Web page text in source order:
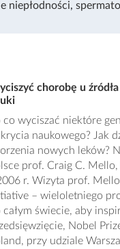
niepłodności,
chorobę u
co wyciszać niektóre
naukowego? Jak
nowych leków?
prof. Craig C.
r. Wizyta prof.
– wieloletniego
całym świecie, aby
Nobel
przy udziale